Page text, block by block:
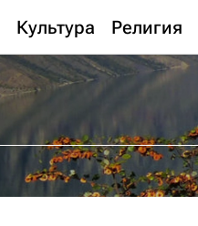
Культура Религия